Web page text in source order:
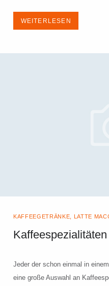
WEITERLESEN
KAFFEEGETRÄNKE LATTE
Jeder der schon einmal in
eine große Auswahl an